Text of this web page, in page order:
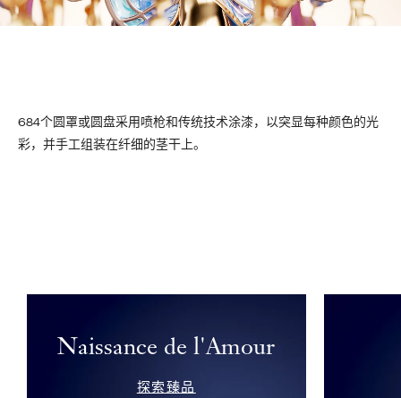
684个圆罩或圆盘采用喷枪和传统技术涂漆，以突显每种颜色的光
彩，并手工组装在纤细的茎干上。
Naissance de l'Amour
探索臻品